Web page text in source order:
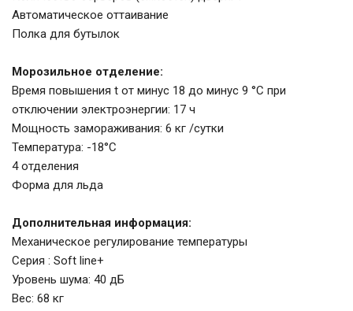
Автоматическое оттаивание
Полка для бутылок
Морозильное отделение:
Время повышения t от минус 18 до минус 9 °С при
отключении электроэнергии: 17 ч
Мощность замораживания: 6 кг /сутки
Температура: -18°С
4 отделения
Форма для льда
Дополнительная информация:
Механическое регулирование температуры
Серия : Soft line+
Уровень шума: 40 дБ
Вес: 68 кг